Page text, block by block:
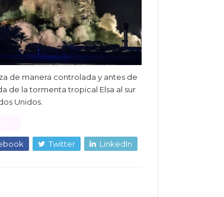
de manera controlada y antes de
de la tormenta tropical Elsa al sur
Unidos.
Twitter LinkedIn